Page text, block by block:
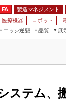
FA 製造マネジメント
医療機器 ロボット
エッジ逆襲 品質
展
クルマ
ステム、